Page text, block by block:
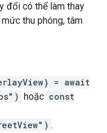
đổi có thể làm thay
thu phóng, tâm
= await
hoặc const
.